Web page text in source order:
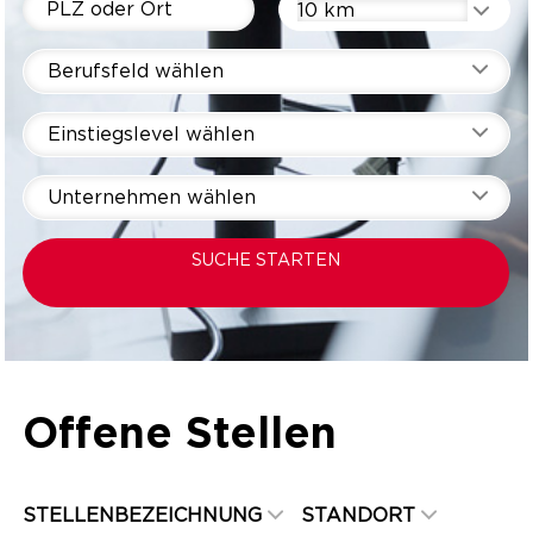
10 km
Berufsfeld wählen
Einstiegslevel wählen
Unternehmen wählen
SUCHE STARTEN
Offene Stellen
STELLENBEZEICHNUNG STANDORT